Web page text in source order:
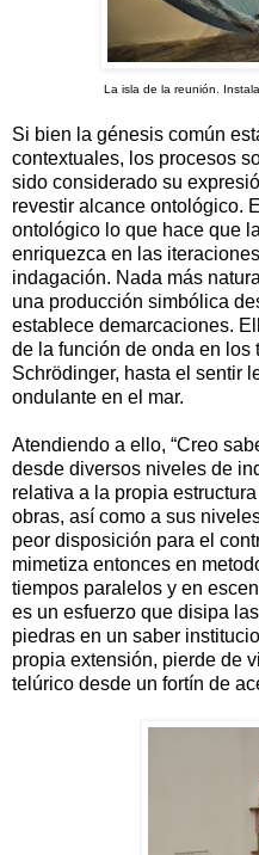
La isla de la reunión.
Si bien la génesis común
contextuales, los procesos
sido considerado su
revestir alcance ontológico.
ontológico lo que hace que
enriquezca en las
indagación. Nada más
una producción simbólica
establece demarcaciones.
de la función de onda en
Schrödinger, hasta el sentir
ondulante en el mar.
Atendiendo a ello, “Creo
desde diversos niveles de
relativa a la propia
obras, así como a sus
peor disposición para el
mimetiza entonces en
tiempos paralelos y en
es un esfuerzo que disipa
piedras en un saber
propia extensión, pierde de
telúrico desde un fortín de